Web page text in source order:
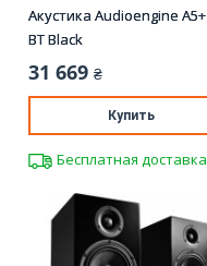
Акустика Audioengine A5+
BT Black
31 669 ₴
Купить
Бесплатная доставка